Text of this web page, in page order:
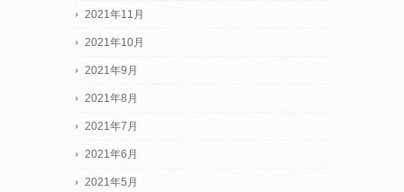
2021年11月
2021年10月
2021年9月
2021年8月
2021年7月
2021年6月
2021年5月